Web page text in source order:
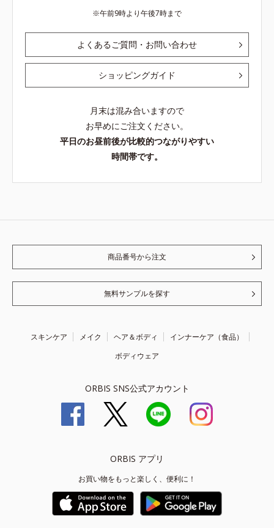
午前9時より午後7時まで
よくあるご質問・お問い合わせ
ショッピングガイド
月末は混み合いますので
お早めにご注文ください。
平日のお昼前後が比較的つながりやすい
時間帯です。
商品番号から注文
無料サンプルを探す
スキンケア メイク ヘア＆ボディ
インナーケア（食品）
ボディウェア
ORBIS SNS公式アカウント
ORBIS アプリ
お買い物をもっと楽しく、便利に！